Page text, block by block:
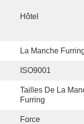
Hôtel
La Manche
ISO9001
Tailles De La
Furring
Force